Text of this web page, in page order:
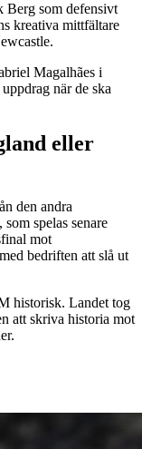
Berg som defensivt
kreativa mittfältare
Magalhães i
när de ska
eller
den andra
spelas senare
mot
bedriften att slå ut
historisk. Landet tog
att skriva historia mot